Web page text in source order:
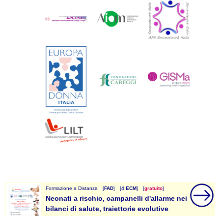
Formazione a Distanza [FAD] [4 ECM] [gratuito]
Neonati a rischio, campanelli d'allarme nei
bilanci di salute, traiettorie evolutive